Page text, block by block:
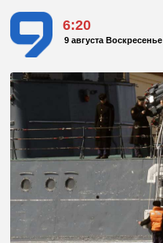
6:20
9 августа Воскресенье